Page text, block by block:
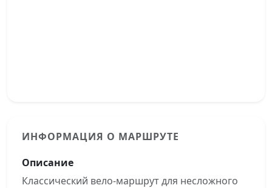
ИНФОРМАЦИЯ О МАРШРУТЕ
Описание
Классический вело-маршрут для несложного